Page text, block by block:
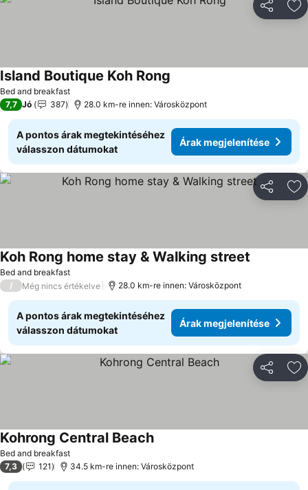
Bed and breakfast
Island Boutique Koh Rong
7,7 Jó 387 28.0 km-re innen: Városközpont
A pontos árak megtekintéséhez
válasszon dátumokat
Árak megjelenítése
Bed and breakfast
Koh Rong home stay & Walking street
/ Még nincs értékelve 28.0 km-re innen: Városközpont
A pontos árak megtekintéséhez
válasszon dátumokat
Árak megjelenítése
Bed and breakfast
Kohrong Central BeachÁrak megjelenítése
7,3 121 34.5 km-re innen: Városközpont